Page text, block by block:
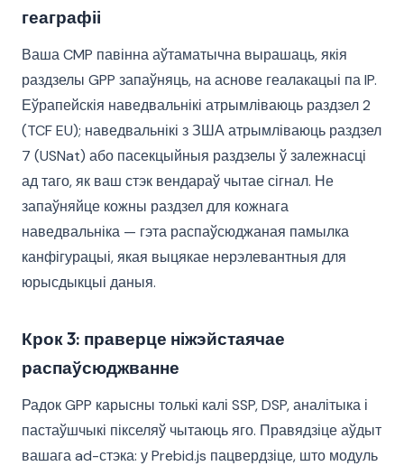
геаграфіі
Ваша CMP павінна аўтаматычна вырашаць, якія
раздзелы GPP запаўняць, на аснове геалакацыі па IP.
Еўрапейскія наведвальнікі атрымліваюць раздзел 2
(TCF EU); наведвальнікі з ЗША атрымліваюць раздзел
7 (USNat) або пасекцыйныя раздзелы ў залежнасці
ад таго, як ваш стэк вендараў чытае сігнал. Не
запаўняйце кожны раздзел для кожнага
наведвальніка — гэта распаўсюджаная памылка
канфігурацыі, якая выцякае нерэлевантныя для
юрысдыкцыі даныя.
Крок 3: праверце ніжэйстаячае
распаўсюджванне
Радок GPP карысны толькі калі SSP, DSP, аналітыка і
пастаўшчыкі пікселяў чытаюць яго. Правядзіце аўдыт
вашага ad-стэка: у Prebid.js пацвердзіце, што модуль